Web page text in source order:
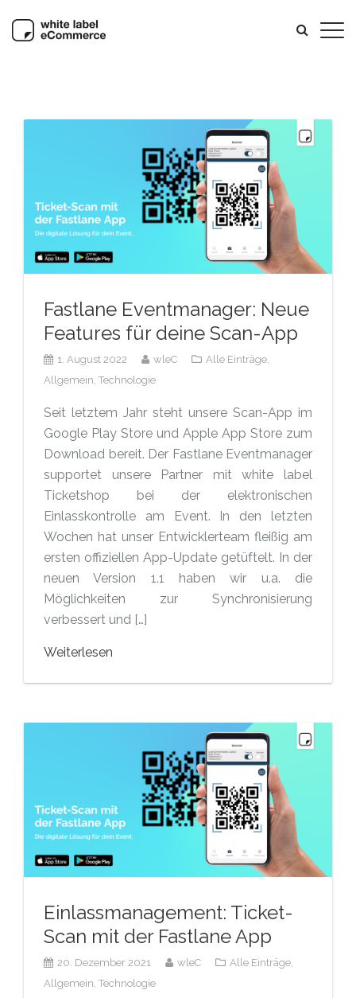
Fastlane Eventmanager: Neue
Features für deine Scan-App
1. August 2022 wleC
Alle Einträge,
Allgemein, Technologie
Seit letztem Jahr steht unsere Scan-App im
Google Play Store und Apple App Store zum
Download bereit. Der Fastlane Eventmanager
supportet unsere Partner mit white label
Ticketshop bei der elektronischen
Einlasskontrolle am Event. In den letzten
Wochen hat unser Entwicklerteam fleißig am
ersten offiziellen App-Update getüftelt. In der
neuen Version 1.1 haben wir u.a. die
Möglichkeiten zur Synchronisierung
verbessert und […]
Weiterlesen
Einlassmanagement: Ticket-
Scan mit der Fastlane App
20. Dezember 2021 wleC
Alle Einträge,
Allgemein, Technologie